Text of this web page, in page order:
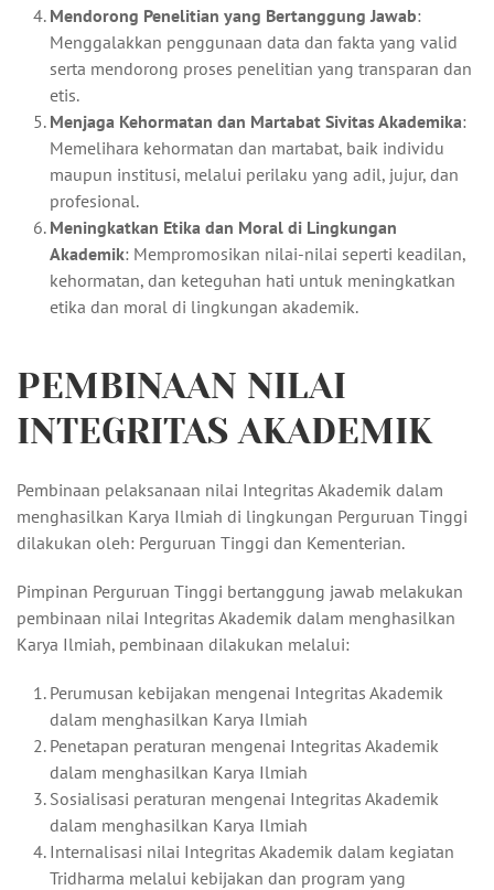
Mendorong Penelitian yang Bertanggung Jawab:
Menggalakkan penggunaan data dan fakta yang valid
serta mendorong proses penelitian yang transparan dan
etis.
Menjaga Kehormatan dan Martabat Sivitas Akademika:
Memelihara kehormatan dan martabat, baik individu
maupun institusi, melalui perilaku yang adil, jujur, dan
profesional.
Meningkatkan Etika dan Moral di Lingkungan
Akademik: Mempromosikan nilai-nilai seperti keadilan,
kehormatan, dan keteguhan hati untuk meningkatkan
etika dan moral di lingkungan akademik.
PEMBINAAN NILAI
INTEGRITAS AKADEMIK
Pembinaan pelaksanaan nilai Integritas Akademik dalam
menghasilkan Karya Ilmiah di lingkungan Perguruan Tinggi
dilakukan oleh: Perguruan Tinggi dan Kementerian.
Pimpinan Perguruan Tinggi bertanggung jawab melakukan
pembinaan nilai Integritas Akademik dalam menghasilkan
Karya Ilmiah, pembinaan dilakukan melalui:
Perumusan kebijakan mengenai Integritas Akademik
dalam menghasilkan Karya Ilmiah
Penetapan peraturan mengenai Integritas Akademik
dalam menghasilkan Karya Ilmiah
Sosialisasi peraturan mengenai Integritas Akademik
dalam menghasilkan Karya Ilmiah
Internalisasi nilai Integritas Akademik dalam kegiatan
Tridharma melalui kebijakan dan program yang